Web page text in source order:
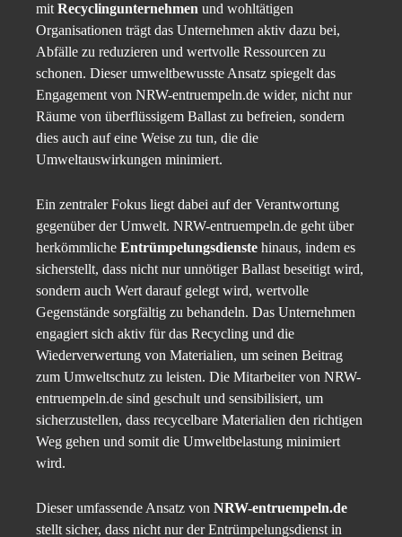
mit Recyclingunternehmen und wohltätigen
Organisationen trägt das Unternehmen aktiv dazu bei,
Abfälle zu reduzieren und wertvolle Ressourcen zu
schonen. Dieser umweltbewusste Ansatz spiegelt das
Engagement von NRW-entruempeln.de wider, nicht nur
Räume von überflüssigem Ballast zu befreien, sondern
dies auch auf eine Weise zu tun, die die
Umweltauswirkungen minimiert.
Ein zentraler Fokus liegt dabei auf der Verantwortung
gegenüber der Umwelt. NRW-entruempeln.de geht über
herkömmliche Entrümpelungsdienste hinaus, indem es
sicherstellt, dass nicht nur unnötiger Ballast beseitigt wird,
sondern auch Wert darauf gelegt wird, wertvolle
Gegenstände sorgfältig zu behandeln. Das Unternehmen
engagiert sich aktiv für das Recycling und die
Wiederverwertung von Materialien, um seinen Beitrag
zum Umweltschutz zu leisten. Die Mitarbeiter von NRW-
entruempeln.de sind geschult und sensibilisiert, um
sicherzustellen, dass recycelbare Materialien den richtigen
Weg gehen und somit die Umweltbelastung minimiert
wird.
Dieser umfassende Ansatz von NRW-entruempeln.de
stellt sicher, dass nicht nur der Entrümpelungsdienst in